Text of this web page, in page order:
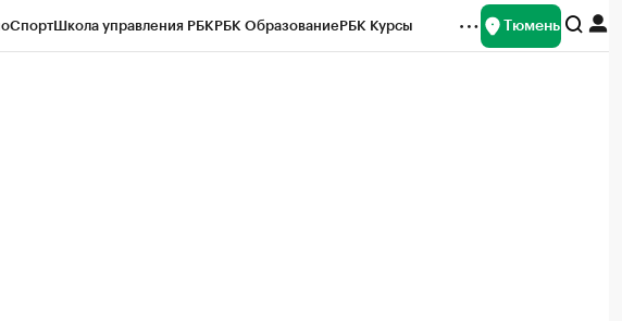
СпортШкола управления РБКРБК ОбразованиеРБК Курсы Тюмень